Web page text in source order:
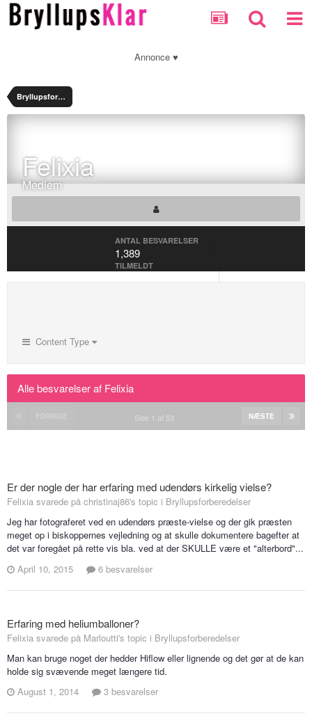
Annonce ♥
Bryllupsforum
Felixia
Medlem
ANTAL BESVARELSER
1,389
TILMELDT
Content Type
Alle besvarelser af Felixia
NÆSTE
Side 1 af 53
Er der nogle der har erfaring med udendørs kirkelig vielse?
Felixia svarede på christinaj86's topic i Bryllupsforberedelser
Jeg har fotograferet ved en udendørs præste-vielse og der gik præsten
meget op i biskoppernes vejledning og at skulle dokumentere bagefter at
det var foregået på rette vis bla. ved at der SKULLE være et "alterbord"...
April 10, 2015
6 besvarelser
Erfaring med heliumballoner?
Felixia svarede på Marloutti's topic i Bryllupsforberedelser
Man kan bruge noget der hedder Hiflow eller lignende og det gør at de kan
holde sig svævende meget længere tid.
August 1, 2014
3 besvarelser